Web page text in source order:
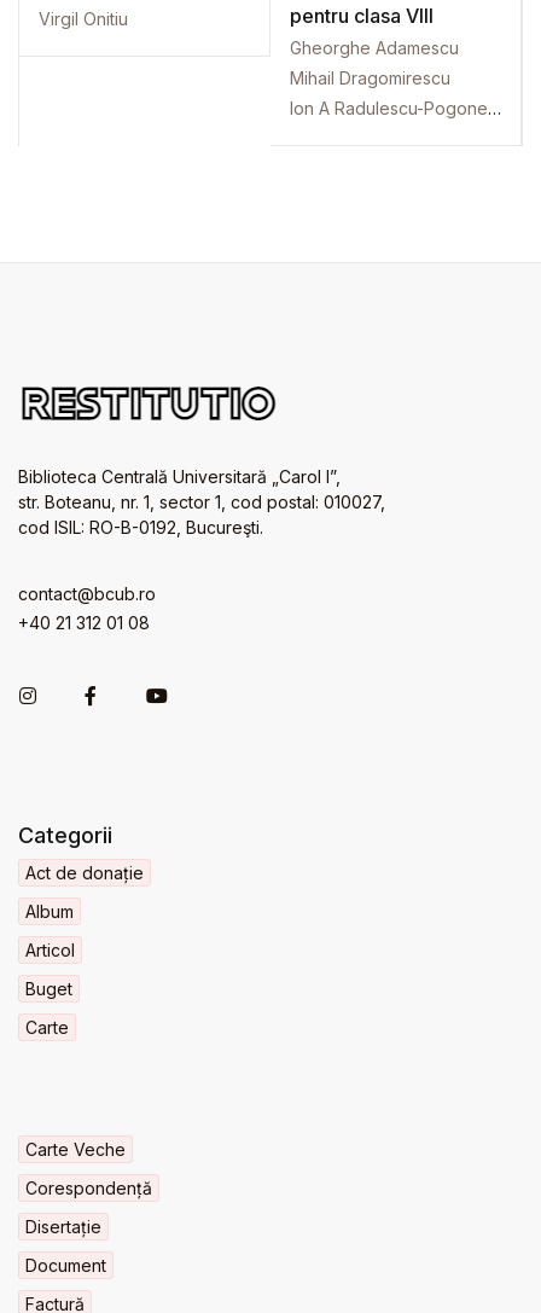
Virgil Onitiu
pentru clasa VIII
Gheorghe Adamescu
Mihail Dragomirescu
Ion A Radulescu-Pogoneanu
Biblioteca Centrală Universitară „Carol I”,
str. Boteanu, nr. 1, sector 1, cod postal: 010027,
cod ISIL: RO-B-0192, Bucureşti.
contact@bcub.ro
+40 21 312 01 08
Categorii
Act de donație
Album
Articol
Buget
Carte
Carte Veche
Corespondență
Disertație
Document
Factură